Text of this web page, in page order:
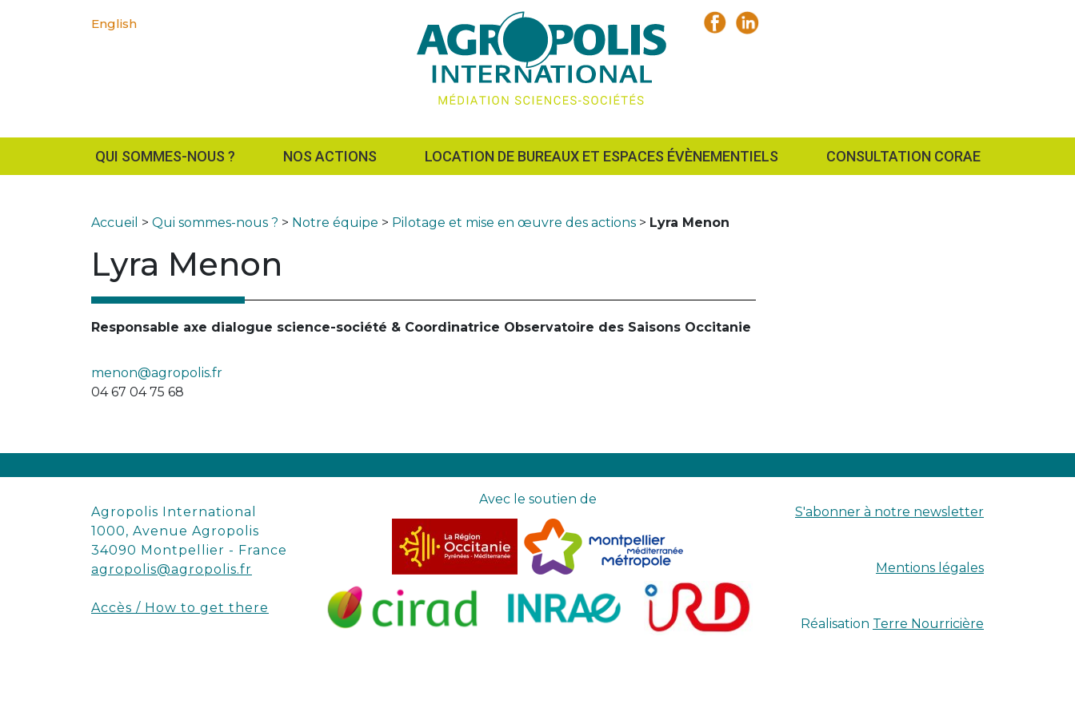
English
QUI SOMMES-NOUS ? NOS ACTIONS LOCATION DE BUREAUX ET ESPACES ÉVÈNEMENTIELS CONSULTATION CORAE
Accueil > Qui sommes-nous ? > Notre équipe > Pilotage et mise en œuvre des actions > Lyra Menon
Lyra Menon
Responsable axe dialogue science-société & Coordinatrice Observatoire des Saisons Occitanie
menon@agropolis.fr
04 67 04 75 68
Agropolis International
1000, Avenue Agropolis
34090 Montpellier - France
agropolis@agropolis.fr
Accès / How to get there
Avec le soutien de
S'abonner à notre newsletter
Mentions légales
Réalisation Terre Nourricière